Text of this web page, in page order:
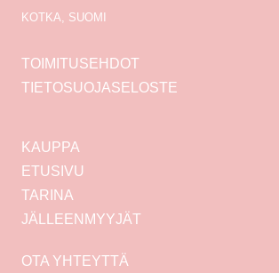
KOTKA, SUOMI
TOIMITUSEHDOT
TIETOSUOJASELOSTE
KAUPPA
ETUSIVU
TARINA
JÄLLEENMYYJÄT
OTA YHTEYTTÄ